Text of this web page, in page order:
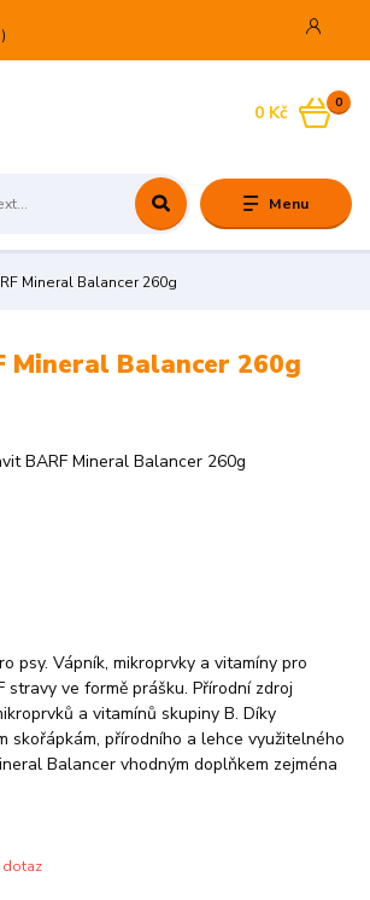
Menu
0
0 Kč
Mineral Balancer 260g
Mineral Balancer 260g
psy. Vápník, mikroprvky a vitamíny pro
stravy ve formě prášku. Přírodní zdroj
a vitamínů skupiny B. Díky
skořápkám, přírodního a lehce využitelného
Balancer vhodným doplňkem zejména
dotaz